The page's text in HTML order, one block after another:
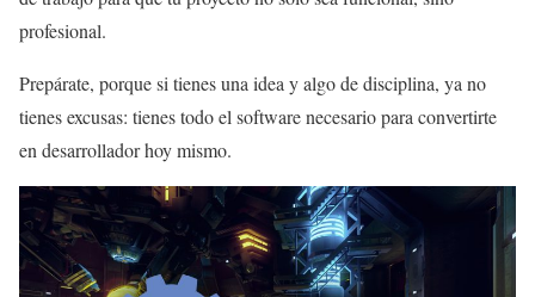
profesional.
Prepárate, porque si tienes una idea y algo de disciplina, ya no
tienes excusas: tienes todo el software necesario para convertirte
en desarrollador hoy mismo.